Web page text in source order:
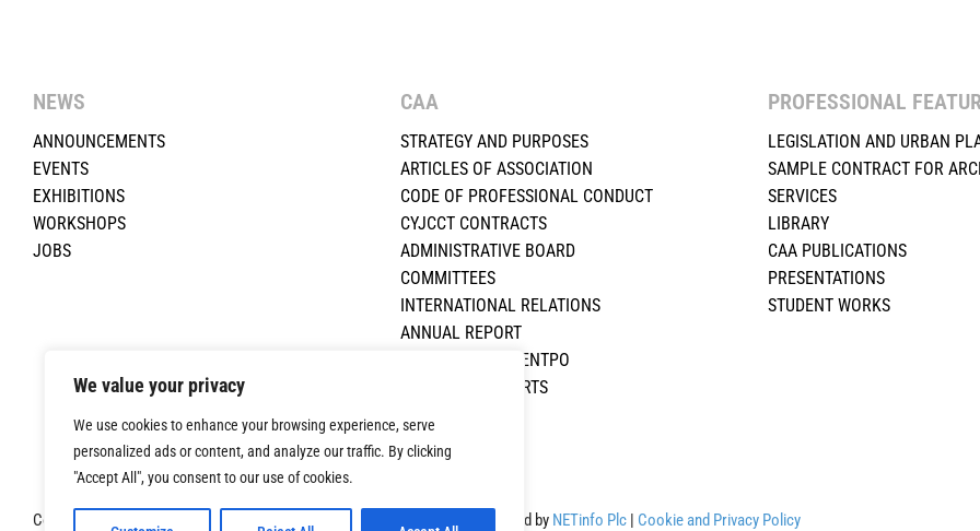
We value your privacy
We use cookies to enhance your browsing experience, serve
personalized ads or content, and analyze our traffic. By clicking
"Accept All", you consent to our use of cookies.
NEWS
ANNOUNCEMENTS
EVENTS
EXHIBITIONS
WORKSHOPS
JOBS
CAA
STRATEGY AND PURPOSES
ARTICLES OF ASSOCIATION
CODE OF PROFESSIONAL CONDUCT
CYJCCT CONTRACTS
ADMINISTRATIVE BOARD
COMMITTEES
INTERNATIONAL RELATIONS
ANNUAL REPORT
ΕΚΠΑΙΔΕΥΤΙΚΟ ΚΕΝΤΡΟ
FINANCIAL REPORTS
PROFESSIONAL
LEGISLATION AND URBAN
SAMPLE CONTRACT FOR
SERVICES
LIBRARY
CAA PUBLICATIONS
PRESENTATIONS
STUDENT WORKS
Copyright ©2024 Cyprus Architects Association. All Rights Reserved. Powered by NETinfo Plc | Cookie and Privacy Policy